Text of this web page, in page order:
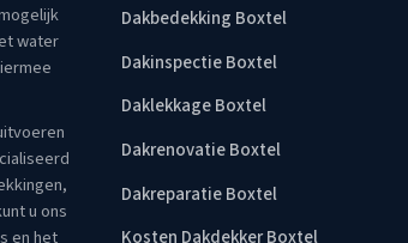
water
u ons
en het
Dakbedekking Boxtel
Dakinspectie Boxtel
Daklekkage Boxtel
Dakrenovatie Boxtel
Dakreparatie Boxtel
Kosten Dakdekker Boxtel